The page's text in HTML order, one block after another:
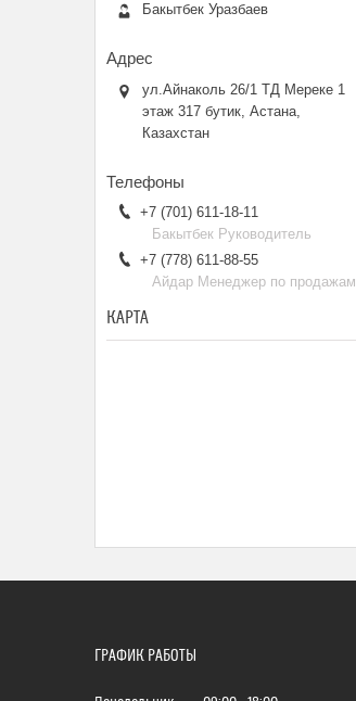
Бакытбек Уразбаев
ул.Айнаколь 26/1 ТД Мереке 1
этаж 317 бутик, Астана,
Казахстан
+7 (701) 611-18-11
Бакытбек Руководитель
+7 (778) 611-88-55
Айдар Менеджер по продажам
КАРТА
ГРАФИК РАБОТЫ